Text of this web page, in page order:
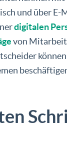
und über
digitalen
von